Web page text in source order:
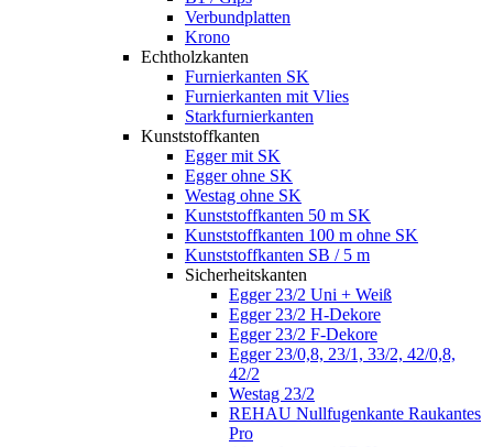
Verbundplatten
Krono
Echtholzkanten
Furnierkanten SK
Furnierkanten mit Vlies
Starkfurnierkanten
Kunststoffkanten
Egger mit SK
Egger ohne SK
Westag ohne SK
Kunststoffkanten 50 m SK
Kunststoffkanten 100 m ohne SK
Kunststoffkanten SB / 5 m
Sicherheitskanten
Egger 23/2 Uni + Weiß
Egger 23/2 H-Dekore
Egger 23/2 F-Dekore
Egger 23/0,8, 23/1, 33/2, 42/0,8,
42/2
Westag 23/2
REHAU Nullfugenkante Raukantes
Pro